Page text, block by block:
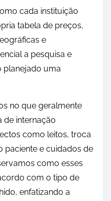
cada instituição
tabela de preços,
e
a pesquisa e
planejado uma
no que geralmente
de internação
como leitos, troca
paciente e cuidados de
como esses
com o tipo de
enfatizando a